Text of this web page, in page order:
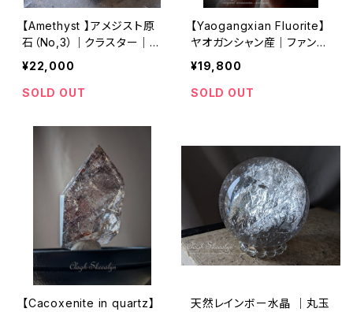
【Amethyst 】アメジスト原
石（No,3）｜クラスター｜5
53g｜2月誕生石｜鉱物標
本｜インテリアストーン｜浄
化｜ヒーリング
¥22,000
SOLD OUT
【Yaogangxian Fluorite】
ヤオガンシャン産｜ファント
ムクォーツ with フローライ
ト｜ 中国湖南省｜蛍石｜
約19g｜蛍光｜鉱物標本
¥19,800
SOLD OUT
【Cacoxenite in quartz】
天然レインボー水晶 ｜丸玉